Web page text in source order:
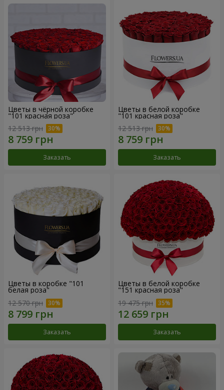
Цветы в чёрной коробке
"101 красная роза"
12 513 грн
Заказать
Цветы в белой коробке
"101 красная роза"
12 513 грн
Заказать
Цветы в коробке "101
белая роза"
12 570 грн
Заказать
Цветы в белой коробке
"151 красная роза"
19 475 грн
Заказать